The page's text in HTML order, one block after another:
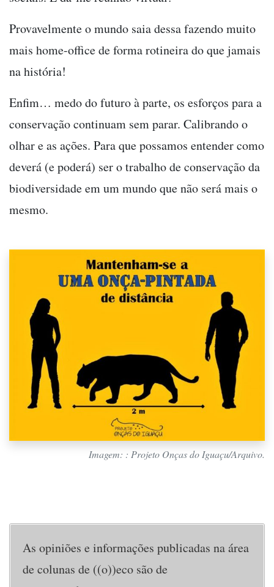
Provavelmente o mundo saia dessa fazendo muito
mais home-office de forma rotineira do que jamais
na história!
Enfim… medo do futuro à parte, os esforços para a
conservação continuam sem parar. Calibrando o
olhar e as ações. Para que possamos entender como
deverá (e poderá) ser o trabalho de conservação da
biodiversidade em um mundo que não será mais o
mesmo.
Imagem: : Projeto Onças do Iguaçu/Arquivo.
As opiniões e informações publicadas na área
de colunas de ((o))eco são de